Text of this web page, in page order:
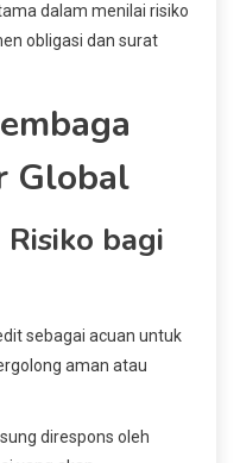
dalam menilai risiko
obligasi dan surat
Global
bagi
sebagai acuan untuk
aman atau
direspons oleh